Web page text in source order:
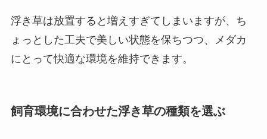
浮き草は放置すると増えすぎてしまいますが、ち
ょっとした工夫で美しい状態を保ちつつ、メダカ
にとって快適な環境を維持できます。
飼育環境に合わせた浮き草の種類を選ぶ